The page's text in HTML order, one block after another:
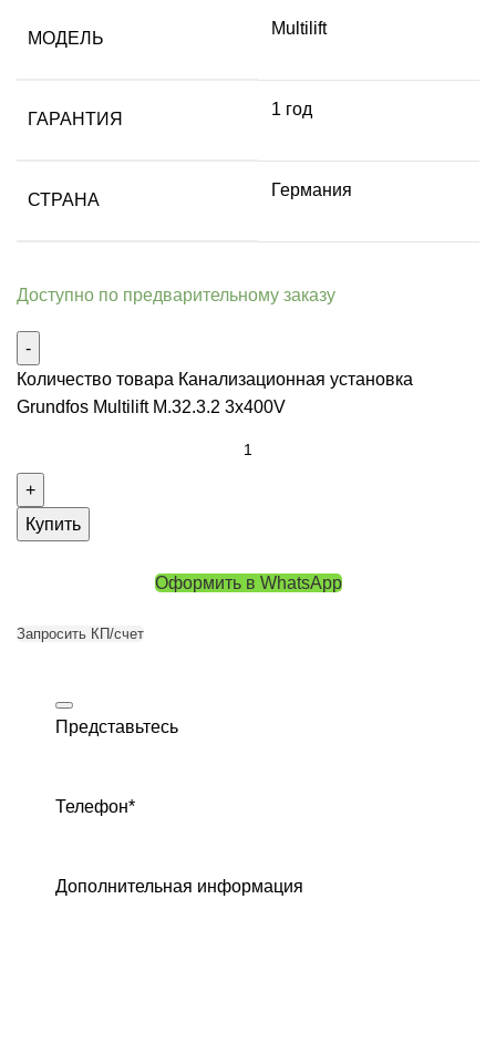
МОДЕЛЬ
Multilift
ГАРАНТИЯ
1 год
СТРАНА
Германия
Доступно по предварительному заказу
Количество товара Канализационная установка
Grundfos Multilift M.32.3.2 3x400V
Купить
Оформить в WhatsApp
Запросить КП/счет
Представьтесь
Телефон*
Дополнительная информация